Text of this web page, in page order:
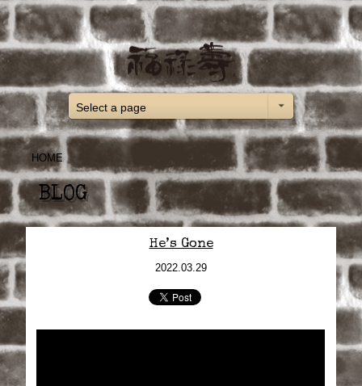
Select a page
HOME
BLOG
He’s Gone
2022.03.29